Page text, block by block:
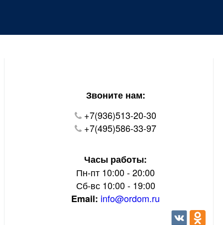
В настоящий момент на нашем сайте ведуться
Звоните нам:
+7(936)513-20-30
+7(495)586-33-97
Часы работы:
Пн-пт 10:00 - 20:00
Сб-вс 10:00 - 19:00
Email: info@ordom.ru